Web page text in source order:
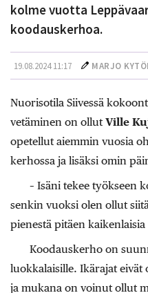
kolme vuotta
koodauskerhoa.
19.08.2024 11:17 MARJO
Nuorisotila Siivessä
vetäminen on ollut Ville
opetellut aiemmin vuosia
kerhossa ja lisäksi omin
– Isäni tekee työkseen
senkin vuoksi olen ollut
pienestä pitäen
Koodauskerho on
luokkalaisille. Ikärajat eivät
ja mukana on voinut ollut